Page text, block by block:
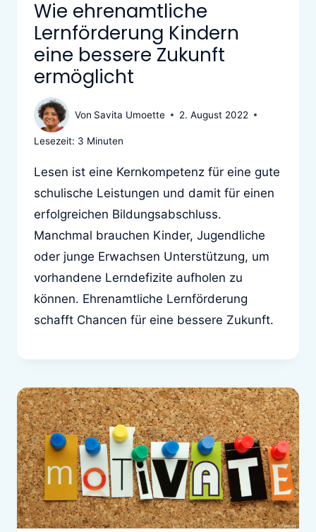
Wie ehrenamtliche
Lernförderung Kindern
eine bessere Zukunft
ermöglicht
Von Savita Umoette 2. August 2022
Lesezeit: 3 Minuten
Lesen ist eine Kernkompetenz für eine gute
schulische Leistungen und damit für einen
erfolgreichen Bildungsabschluss.
Manchmal brauchen Kinder, Jugendliche
oder junge Erwachsen Unterstützung, um
vorhandene Lerndefizite aufholen zu
können. Ehrenamtliche Lernförderung
schafft Chancen für eine bessere Zukunft.